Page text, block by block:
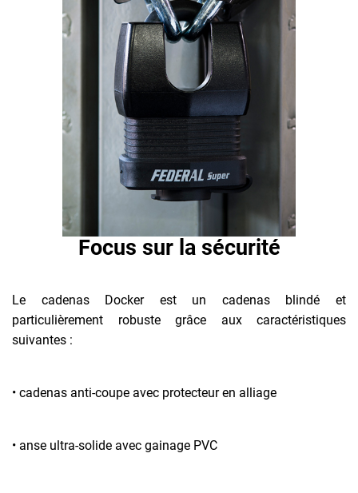
Focus sur la sécurité
Le cadenas Docker est un cadenas blindé et
particulièrement robuste grâce aux caractéristiques
suivantes :
• cadenas anti-coupe avec protecteur en alliage
• anse ultra-solide avec gainage PVC